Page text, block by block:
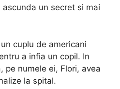
un secret si mai
cuplu de americani
a infia un copil. In
pe numele ei, Flori, avea
la spital.